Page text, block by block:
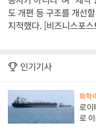
도 개편 등 구조를 개선
지적했다. [비즈니스포
인기기사
화학·
로이
로